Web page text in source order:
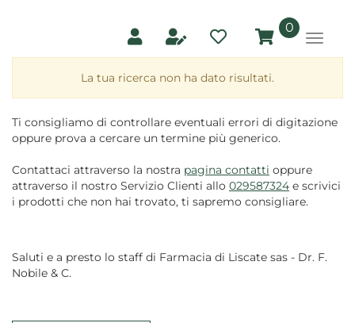
0prodotti
inseriti
La tua ricerca non ha dato risultati.
Ti consigliamo di controllare eventuali errori di digitazione
oppure prova a cercare un termine più generico.
Contattaci attraverso la nostra pagina contatti oppure
attraverso il nostro Servizio Clienti allo 029587324 e scrivici
i prodotti che non hai trovato, ti sapremo consigliare.
Saluti e a presto lo staff di Farmacia di Liscate sas - Dr. F.
Nobile & C.